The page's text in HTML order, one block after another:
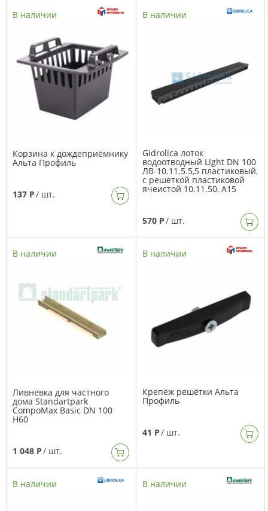
В наличии
Корзина к дождеприёмнику
Альта Профиль
137 Р/ шт.
В наличии
Gidrolica лоток
водоотводный Light DN 100
ЛВ-10.11.5.5,5 пластиковый,
с решеткой пластиковой
ячеистой 10.11.50, А15
570 Р/ шт.
В наличии
Ливневка для частного
дома Standartpark
CompoMax Basic DN 100
H60
1 048 Р/ шт.
В наличии
Крепёж решётки Альта
Профиль
41 Р/ шт.
В наличии В наличии